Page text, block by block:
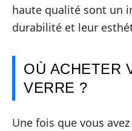
haute qualité sont un
durabilité et leur
OÙ ACHETER
VERRE ?
Une fois que vous